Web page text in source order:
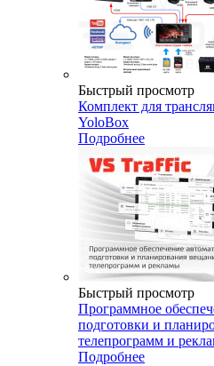
Быстрый просмотр
Комплект для
YoloBox
Подробнее
Быстрый просмотр
Программное
подготовки и
телепрограмм и
Подробнее